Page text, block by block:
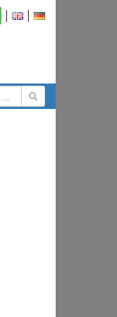
| |